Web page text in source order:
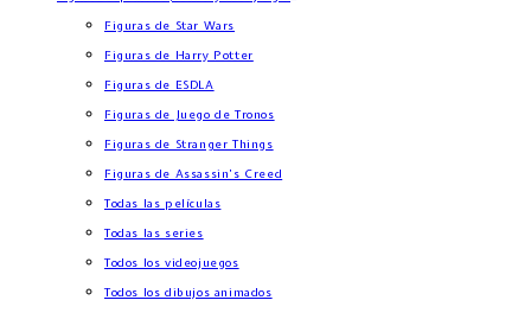
Figuras de Star Wars
Figuras de Harry Potter
Figuras de ESDLA
Figuras de Juego de Tronos
Figuras de Stranger Things
Figuras de Assassin’s Creed
Todas las películas
Todas las series
Todos los videojuegos
Todos los dibujos animados